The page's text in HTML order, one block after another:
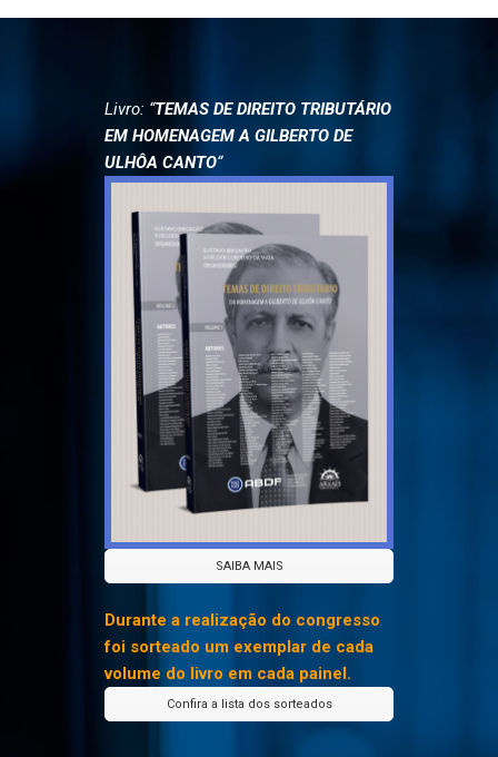
Livro: “TEMAS DE DIREITO TRIBUTÁRIO
EM HOMENAGEM A GILBERTO DE
Durante a realização do congresso
foi sorteado um exemplar de cada
volume do livro em cada painel.